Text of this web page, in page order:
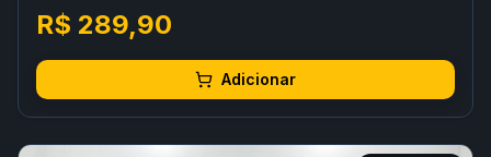
R$ 289,90
Adicionar